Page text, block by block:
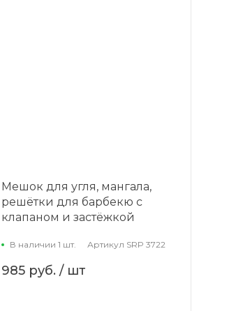
Мешок для угля, мангала,
решётки для барбекю с
клапаном и застёжкой
В наличии 1 шт. Артикул SRP 3722
985 руб. / шт